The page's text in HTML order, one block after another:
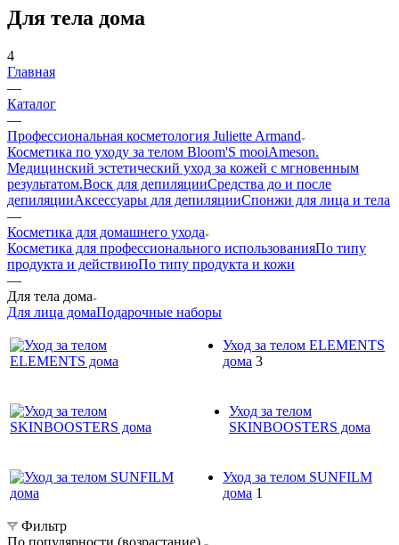
Для тела дома
4
Главная
—
Каталог
—
Профессиональная косметология Juliette Armand
Косметика по уходу за телом Bloom'S mooiAmeson.
Медицинский эстетический уход за кожей с мгновенным
результатом.Воск для депиляцииСредства до и после
депиляцииАксессуары для депиляцииСпонжи для лица и тела
—
Косметика для домашнего ухода
Косметика для профессионального использованияПо типу
продукта и действиюПо типу продукта и кожи
—
Для тела дома
Для лица домаПодарочные наборы
Уход за телом ELEMENTS
дома 3
Уход за телом
SKINBOOSTERS дома
Уход за телом SUNFILM
дома 1
Фильтр
По популярности (возрастание)